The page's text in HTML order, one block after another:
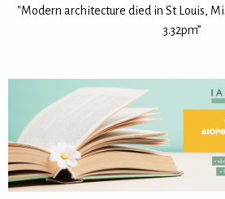
"Modern architecture died in St Louis,
3.32pm”